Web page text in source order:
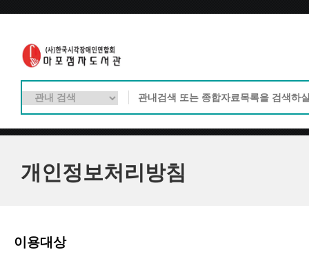
개인정보처리방침
이용대상